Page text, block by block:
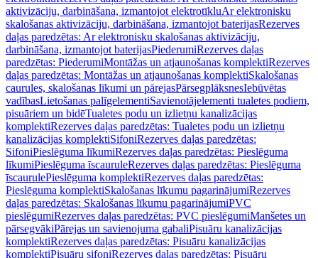
aktivizāciju, darbināšana, izmantojot elektrotīkluAr elektronisku
skalošanas aktivizāciju, darbināšana, izmantojot baterijasRezerves
daļas paredzētas: Ar elektronisku skalošanas aktivizāciju,
darbināšana, izmantojot baterijasPiederumiRezerves daļas
paredzētas: PiederumiMontāžas un atjaunošanas komplektiRezerves
daļas paredzētas: Montāžas un atjaunošanas komplektiSkalošanas
caurules, skalošanas līkumi un pārejasPārsegplāksnesIebūvētas
vadībasLietošanas palīgelementiSavienotājelementi tualetes podiem,
pisuāriem un bidēTualetes podu un izlietņu kanalizācijas
komplektiRezerves daļas paredzētas: Tualetes podu un izlietņu
kanalizācijas komplektiSifoniRezerves daļas paredzētas:
SifoniPieslēguma līkumiRezerves daļas paredzētas: Pieslēguma
līkumiPieslēguma īscauruleRezerves daļas paredzētas: Pieslēguma
īscaurulePieslēguma komplektiRezerves daļas paredzētas:
Pieslēguma komplektiSkalošanas līkumu pagarinājumiRezerves
daļas paredzētas: Skalošanas līkumu pagarinājumiPVC
pieslēgumiRezerves daļas paredzētas: PVC pieslēgumiManšetes un
pārsegvākiPārejas un savienojuma gabaliPisuāru kanalizācijas
komplektiRezerves daļas paredzētas: Pisuāru kanalizācijas
komplektiPisuāru sifoniRezerves daļas paredzētas: Pisuāru